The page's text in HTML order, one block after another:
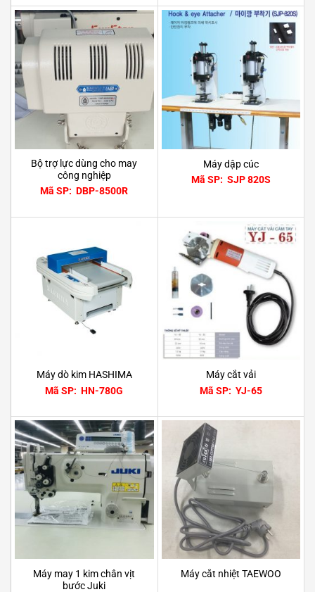
Bộ trợ lực dùng cho may
công nghiệp
Mã SP: DBP-8500R
Máy dập cúc
Mã SP: SJP 820S
Máy dò kim HASHIMA
Mã SP: HN-780G
Máy cắt vải
Mã SP: YJ-65
Máy may 1 kim chân vịt
bước Juki
Máy cắt nhiệt TAEWOO